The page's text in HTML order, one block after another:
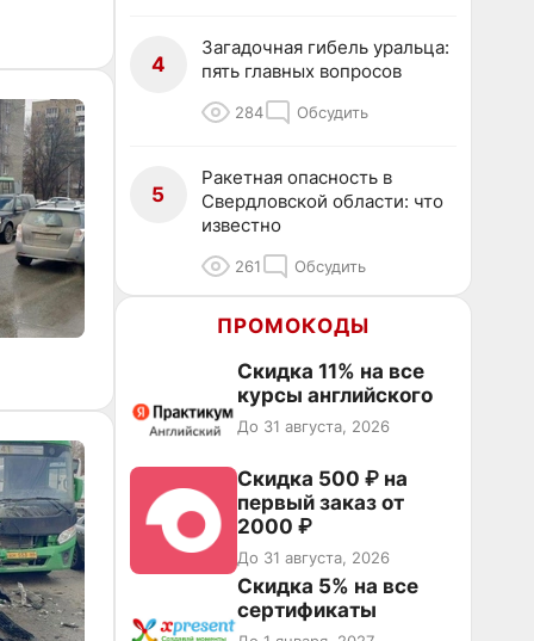
4
Загадочная гибель уральца:
пять главных вопросов
284 Обсудить
5
Ракетная опасность в
Свердловской области: что
известно
261 Обсудить
ПРОМОКОДЫ
Скидка 11% на все
курсы английского
До 31 августа, 2026
Скидка 500 ₽ на
первый заказ от
2000 ₽
До 31 августа, 2026
Скидка 5% на все
сертификаты